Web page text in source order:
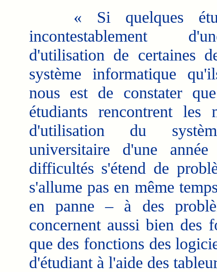
« Si quelques
incontestablement
d'utilisation de certaines
système informatique
nous est de constater
étudiants rencontrent les
d'utilisation du
universitaire d'une
difficultés s'étend de
s'allume pas en même
en panne – à des
concernent aussi bien des
que des fonctions des
d'étudiant à l'aide des